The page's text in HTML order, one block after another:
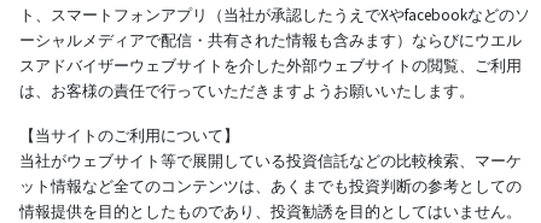
ト、スマートフォンアプリ（当社が承認したうえでXやfacebookなどのソ
ーシャルメディアで配信・共有された情報も含みます）ならびにウエル
スアドバイザーウェブサイトを介した外部ウェブサイトの閲覧、ご利用
は、お客様の責任で行っていただきますようお願いいたします。
【当サイトのご利用について】
当社がウェブサイト等で展開している投資信託などの比較検索、マーケ
ット情報など全てのコンテンツは、あくまでも投資判断の参考としての
情報提供を目的としたものであり、投資勧誘を目的としてはいません。